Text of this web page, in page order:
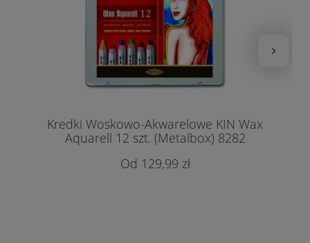
Kredki Woskowo-Akwarelowe KIN Wax
Aquarell 12 szt. (Metalbox) 8282
129,99 zł